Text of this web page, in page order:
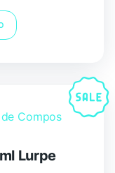
Lurpe